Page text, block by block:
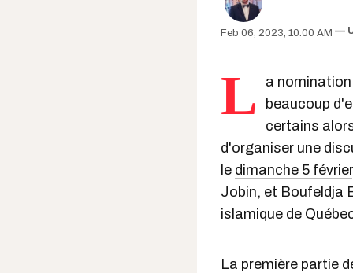
Feb 06, 2023, 10:00 AM
L a
beaucoup
certains
d'organiser une
le dimanche 5 février
Jobin, et Boufeldja
islamique de
La première partie